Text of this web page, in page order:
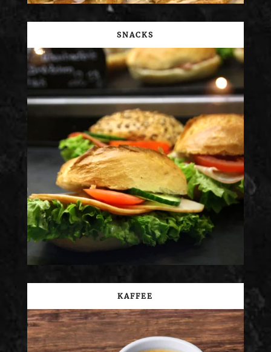
SNACKS
KAFFEE